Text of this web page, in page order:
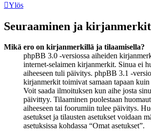
Ylös
Seuraaminen ja kirjanmerkit
Mikä ero on kirjanmerkillä ja tilaamisella?
phpBB 3.0 -versiossa aiheiden
internet-selaimen kirjanmerkit. Sinua ei
aiheeseen tuli päivitys. phpBB 3.1 -
kirjanmerkit toimivat samaan tapaan
Voit saada ilmoituksen kun aihe josta
päivittyy. Tilaaminen puolestaan
aiheeseen tai foorumiin tulee päivitys.
asetukset ja tilausten asetukset voidaan
asetuksissa kohdassa “Omat asetukset”.